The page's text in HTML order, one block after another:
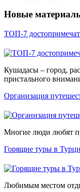
Новые
ТОП-7
Кушадасы – город,
пристального
Организация
Многие люди любят
Горящие туры в
Любимым местом